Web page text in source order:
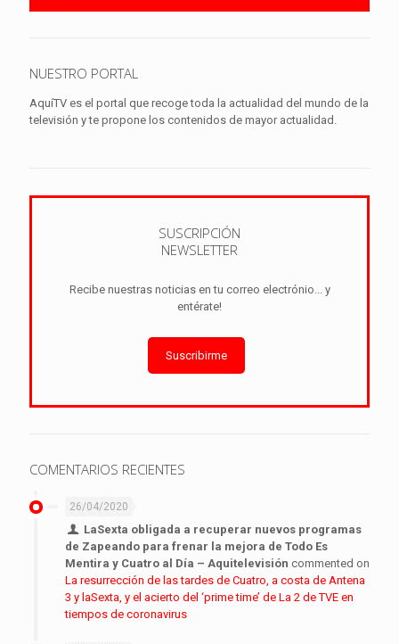
NUESTRO PORTAL
AquíTV es el portal que recoge toda la actualidad del mundo de la
televisión y te propone los contenidos de mayor actualidad.
SUSCRIPCIÓN
NEWSLETTER
Recibe nuestras noticias en tu correo electrónio... y
entérate!
Suscribirme
COMENTARIOS RECIENTES
26/04/2020
LaSexta obligada a recuperar nuevos programas
de Zapeando para frenar la mejora de Todo Es
Mentira y Cuatro al Día – Aquitelevisión commented on
La resurrección de las tardes de Cuatro, a costa de Antena
3 y laSexta, y el acierto del ‘prime time’ de La 2 de TVE en
tiempos de coronavirus